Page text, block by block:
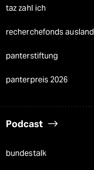
taz zahl ich
recherchefonds ausland
panterstiftung
panterpreis 2026
Podcast
bundestalk